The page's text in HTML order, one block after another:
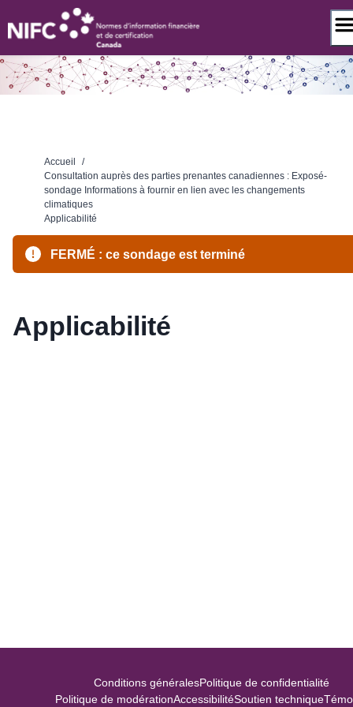
au
Accueil
/
Consultation auprès des parties prenantes canadiennes : Exposé-
sondage Informations à fournir en lien avec les changements
climatiques
Applicabilité
FERMÉ : ce sondage est terminé
Applicabilité
Conditions généralesPolitique de confidentialité
Politique de modérationAccessibilitéSoutien technique